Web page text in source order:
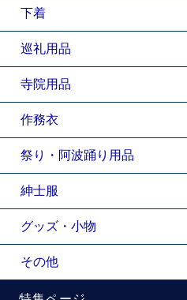
下着
巡礼用品
寺院用品
作務衣
祭り・阿波踊り用品
紳士服
グッズ・小物
その他